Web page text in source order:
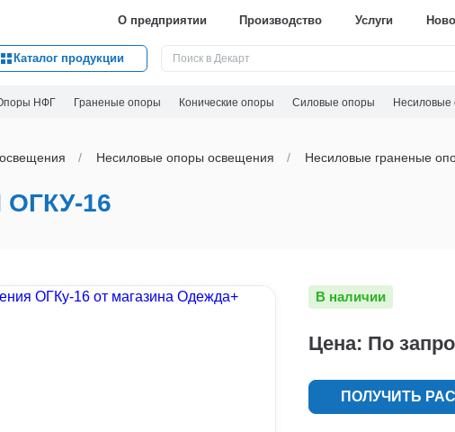
О предприятии Производство Услуги
Каталог продукции
НФГ Граненые опоры Конические опоры Силовые опоры Несиловые
Несиловые опоры освещения Несиловые граненые
16
В наличии
Цена: По
ПОЛУЧИТЬ